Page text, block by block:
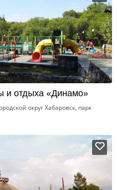
и отдыха «Динамо»
округ Хабаровск, парк